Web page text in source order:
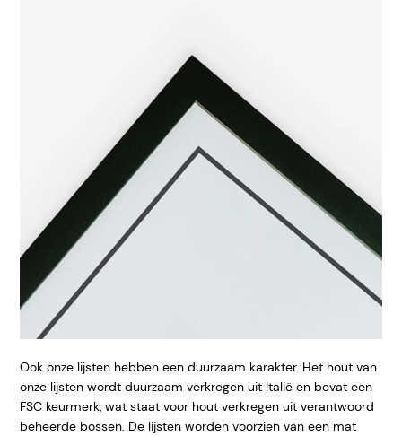
Ook onze lijsten hebben een duurzaam karakter. Het hout van
onze lijsten wordt duurzaam verkregen uit Italië en bevat een
FSC keurmerk, wat staat voor hout verkregen uit verantwoord
beheerde bossen. De lijsten worden voorzien van een mat